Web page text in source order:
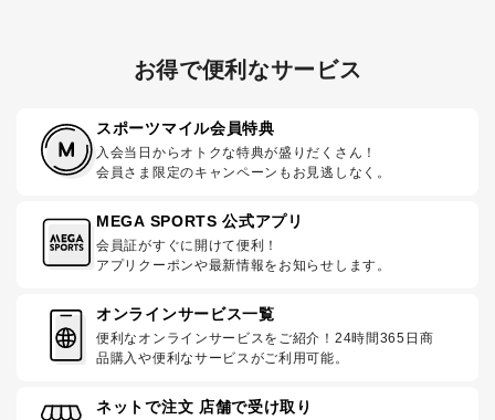
お得で便利なサービス
スポーツマイル会員特典
入会当日からオトクな特典が盛りだくさん！
会員さま限定のキャンペーンもお見逃しなく。
MEGA SPORTS 公式アプリ
会員証がすぐに開けて便利！
アプリクーポンや最新情報をお知らせします。
オンラインサービス一覧
便利なオンラインサービスをご紹介！24時間365日商
品購入や便利なサービスがご利用可能。
ネットで注文 店舗で受け取り